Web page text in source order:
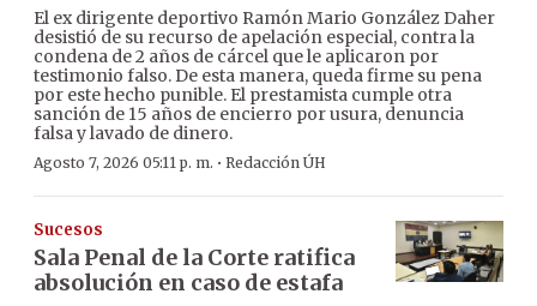
El ex dirigente deportivo Ramón Mario González Daher
desistió de su recurso de apelación especial, contra la
condena de 2 años de cárcel que le aplicaron por
testimonio falso. De esta manera, queda firme su pena
por este hecho punible. El prestamista cumple otra
sanción de 15 años de encierro por usura, denuncia
falsa y lavado de dinero.
Agosto 7, 2026 05:11 p. m. · Redacción ÚH
Sucesos
Sala Penal de la Corte ratifica
absolución en caso de estafa